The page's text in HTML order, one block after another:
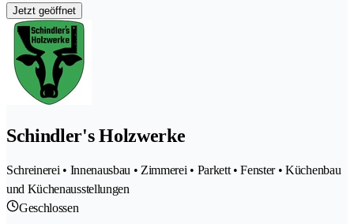
Jetzt geöffnet
Schindler's Holzwerke
Schreinerei • Innenausbau • Zimmerei • Parkett • Fenster • Küchenbau
und Küchenausstellungen
Geschlossen